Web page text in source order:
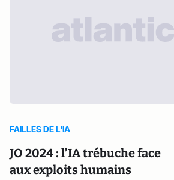
FAILLES DE L'IA
JO 2024 : l’IA trébuche face
aux exploits humains